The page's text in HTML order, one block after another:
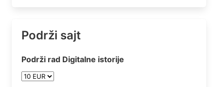
Podrži sajt
Podrži rad Digitalne istorije